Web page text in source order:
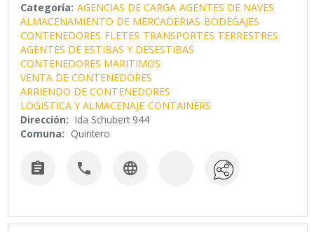
Categoría: AGENCIAS DE CARGA AGENTES DE NAVES
ALMACENAMIENTO DE MERCADERIAS BODEGAJES
CONTENEDORES FLETES TRANSPORTES TERRESTRES
AGENTES DE ESTIBAS Y DESESTIBAS
CONTENEDORES MARITIMOS
VENTA DE CONTENEDORES
ARRIENDO DE CONTENEDORES
LOGISTICA Y ALMACENAJE CONTAINERS
Dirección: Ida Schubert 944
Comuna: Quintero
  